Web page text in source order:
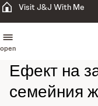
Visit J&J With Me
open
Ефект на
семейния